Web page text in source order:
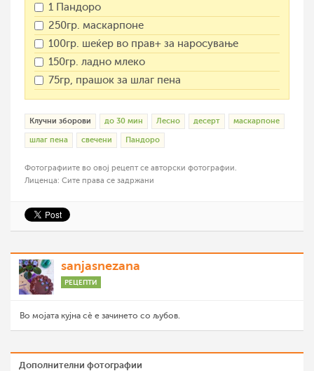
1 Пандоро
250гр. маскарпоне
100гр. шеќер во прав+ за наросување
150гр. ладно млеко
75гр, прашок за шлаг пена
Клучни зборови до 30 мин Лесно десерт маскарпоне
шлаг пена свечени Пандоро
Фотографиите во овој рецепт се авторски фотографии.
Лиценца: Сите права се задржани
sanjasnezana
РЕЦЕПТИ
Во мојата кујна сѐ е зачинето со љубов.
Дополнителни фотографии